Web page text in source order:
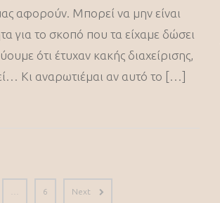
αφορούν. Μπορεί να μην είναι
για το σκοπό που τα είχαμε δώσει
ότι έτυχαν κακής διαχείρισης,
Κι αναρωτιέμαι αν αυτό το […]
6 Next